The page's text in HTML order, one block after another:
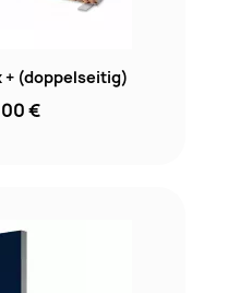
+ (doppelseitig)
€